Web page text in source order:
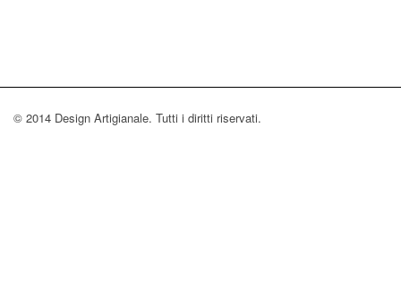
© 2014 Design Artigianale. Tutti i diritti riservati.